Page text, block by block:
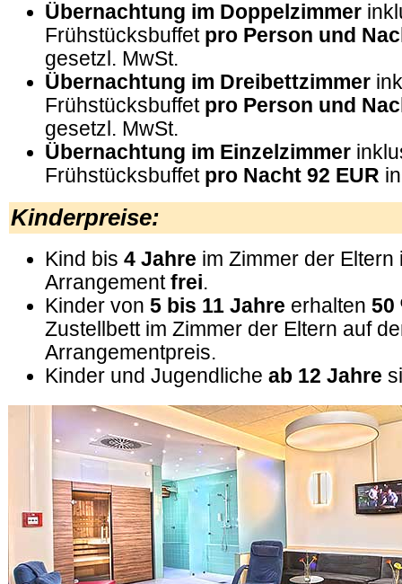
Übernachtung im Doppelzimmer
Frühstücksbuffet pro Person und
gesetzl. MwSt.
Übernachtung im Dreibettzimmer
Frühstücksbuffet pro Person und
gesetzl. MwSt.
Übernachtung im Einzelzimmer
Frühstücksbuffet pro Nacht 92 EUR
Kinderpreise:
Kind bis 4 Jahre im Zimmer der Eltern
Arrangement frei.
Kinder von 5 bis 11 Jahre erhalten 50
Zustellbett im Zimmer der Eltern auf
Arrangementpreis.
Kinder und Jugendliche ab 12 Jahre